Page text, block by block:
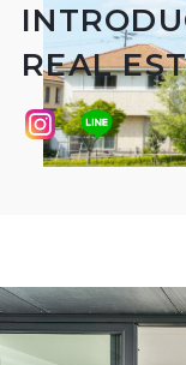
REAL